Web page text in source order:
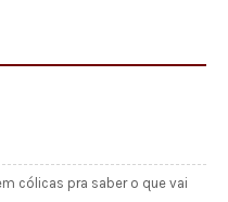
cólicas pra saber o que vai